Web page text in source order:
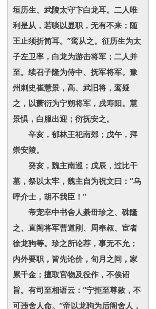
垣历生、武陵太守卞白龙耳。二人唯
利是从，若啖以显职，无有不来；随
王止须折简耳。”鸾从之。征历生为太
子左卫率，白龙为游击将军；二人并
至。续召子隆为侍中、抚军将军。豫
州刺史崔慧景，高、武旧将，鸾疑
之，以萧衍为宁朔将军，戍寿阳。慧
景惧，白服出迎；衍抚安之。
辛亥，郁林王祀南郊；戊午，拜
崇安陵。
癸亥，魏主南巡；戊辰，过比干
墓，祭以太牢，魏主自为祝文曰：“乌
呼介士，胡不我臣！”
帝宠幸中书舍人綦毌珍之、硃隆
之、直阁将军曹道刚、周奉叔、宦者
徐龙驹等。珍之所论荐，事无不允；
内外要职，皆先论价，旬月之间，家
累千金；擅取官物及役作，不俟诏
旨。有司至相语云：“宁拒至尊敕，不
可违舍人命。”帝以龙驹为后阁舍人，